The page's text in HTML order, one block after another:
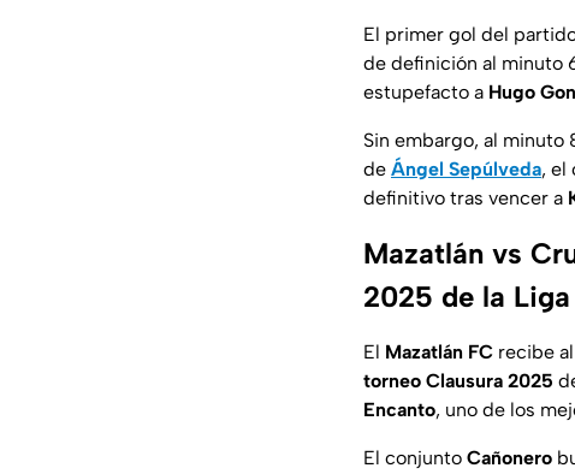
El primer gol del
de definición al minuto
estupefacto a Hugo
Sin embargo, al minuto
de Ángel Sepúlveda, el
definitivo tras vencer a
Mazatlán vs
2025 de la
El Mazatlán FC recibe al
torneo Clausura 2025
Encanto, uno de los
El conjunto Cañonero